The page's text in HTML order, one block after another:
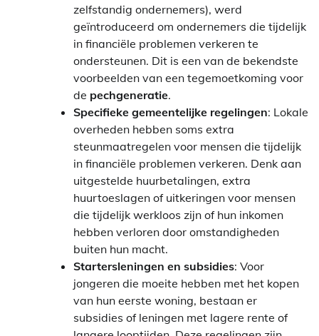
zelfstandig ondernemers), werd
geïntroduceerd om ondernemers die tijdelijk
in financiële problemen verkeren te
ondersteunen. Dit is een van de bekendste
voorbeelden van een tegemoetkoming voor
de pechgeneratie.
Specifieke gemeentelijke regelingen: Lokale
overheden hebben soms extra
steunmaatregelen voor mensen die tijdelijk
in financiële problemen verkeren. Denk aan
uitgestelde huurbetalingen, extra
huurtoeslagen of uitkeringen voor mensen
die tijdelijk werkloos zijn of hun inkomen
hebben verloren door omstandigheden
buiten hun macht.
Startersleningen en subsidies: Voor
jongeren die moeite hebben met het kopen
van hun eerste woning, bestaan er
subsidies of leningen met lagere rente of